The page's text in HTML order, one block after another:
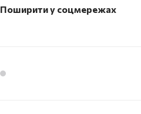
Поширити у соцмережах